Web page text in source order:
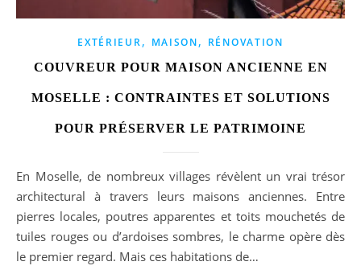
EXTÉRIEUR, MAISON, RÉNOVATION
COUVREUR POUR MAISON ANCIENNE EN
MOSELLE : CONTRAINTES ET SOLUTIONS
POUR PRÉSERVER LE PATRIMOINE
En Moselle, de nombreux villages révèlent un vrai trésor
architectural à travers leurs maisons anciennes. Entre
pierres locales, poutres apparentes et toits mouchetés de
tuiles rouges ou d’ardoises sombres, le charme opère dès
le premier regard. Mais ces habitations de…